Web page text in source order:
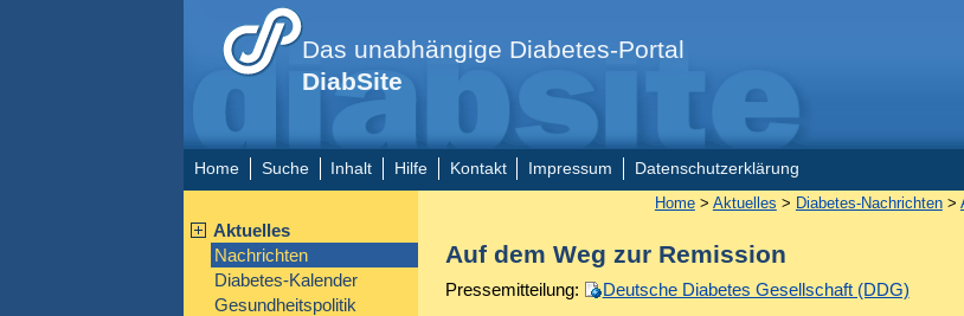
Das unabhängige Diabetes-Portal
DiabSite
Home Suche Inhalt Hilfe Kontakt Impressum Datenschutzerklärung
Aktuelles
Nachrichten
Diabetes-Kalender
Gesundheitspolitik
Home> Aktuelles > Diabetes-Nachrichten>
Auf dem Weg zur Remission
Pressemitteilung: Deutsche Diabetes Gesellschaft (DDG)